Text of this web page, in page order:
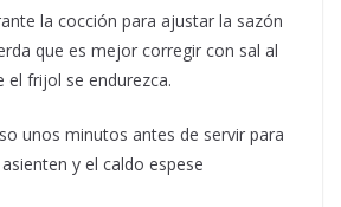
la cocción para ajustar la sazón
que es mejor corregir con sal al
el frijol se endurezca.
unos minutos antes de servir para
y el caldo espese